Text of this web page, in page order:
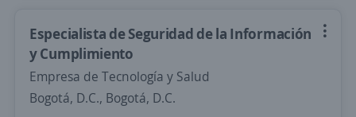
Especialista de Seguridad de la Información
y Cumplimiento
Empresa de Tecnología y Salud
Bogotá, D.C., Bogotá, D.C.